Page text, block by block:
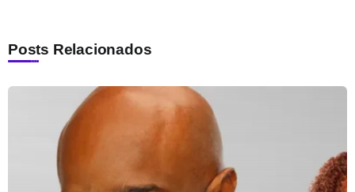
Posts Relacionados